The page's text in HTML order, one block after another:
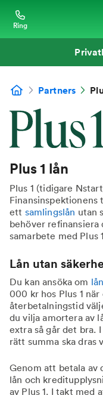
Ring
Partners
Plus 1 lån
Plus 1 (tidigare
ett samlingslån utan
behöver refinansiera
samarbete med Plus
Lån utan
Du kan ansöka om lån
000 kr hos Plus 1
återbetalningstid
du vilja amortera av
extra så går det bra.
rätt summa ska dras
Genom att betala av
lån och
av Plus 1. I takt med